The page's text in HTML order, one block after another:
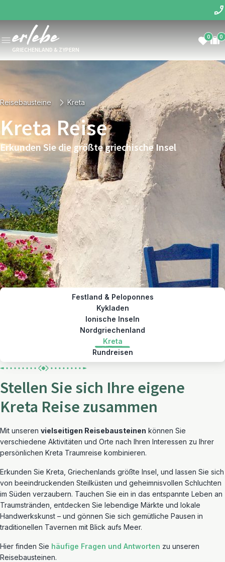
GRIECHENLAND & ZYPERN
0 0
Reisebausteine Kreta
Kreta Reise
Erkunden Sie die größte griechische Insel
Festland & Peloponnes
Kykladen
Ionische Inseln
Nordgriechenland
Kreta
Rundreisen
Stellen Sie sich Ihre eigene
Kreta Reise zusammen
Mit unseren vielseitigen Reisebausteinen können Sie
verschiedene Aktivitäten und Orte nach Ihren Interessen zu Ihrer
persönlichen Kreta Traumreise kombinieren.
Erkunden Sie Kreta, Griechenlands größte Insel, und lassen Sie sich
von beeindruckenden Steilküsten und geheimnisvollen Schluchten
im Süden verzaubern. Tauchen Sie ein in das entspannte Leben an
Traumstränden, entdecken Sie lebendige Märkte und lokale
Handwerkskunst – und gönnen Sie sich gemütliche Pausen in
traditionellen Tavernen mit Blick aufs Meer.
Hier finden Sie häufige Fragen und Antworten zu unseren
Reisebausteinen.